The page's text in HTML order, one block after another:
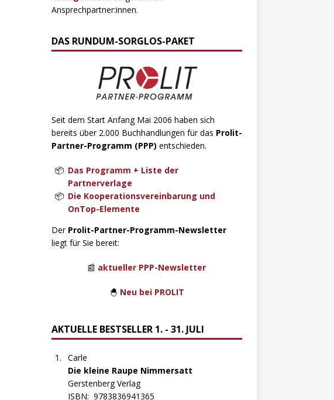
Ansprechpartner:innen.
DAS RUNDUM-SORGLOS-PAKET
Seit dem Start Anfang Mai 2006 haben sich
bereits über 2.000 Buchhandlungen für das Prolit-
Partner-Programm (PPP) entschieden.
Das Programm + Liste der
Partnerverlage
Die Kooperationsvereinbarung und
OnTop-Elemente
Der Prolit-Partner-Programm-Newsletter
liegt für Sie bereit:
📰 aktueller PPP-Newsletter
🐣 Neu bei PROLIT
AKTUELLE BESTSELLER 1. - 31. JULI
Carle
Die kleine Raupe Nimmersatt
Gerstenberg Verlag
ISBN: 9783836941365